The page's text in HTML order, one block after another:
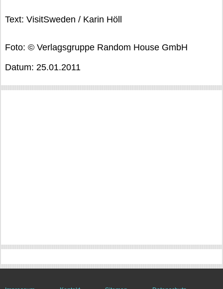
Text: VisitSweden / Karin Höll
Foto: © Verlagsgruppe Random House GmbH
Datum: 25.01.2011